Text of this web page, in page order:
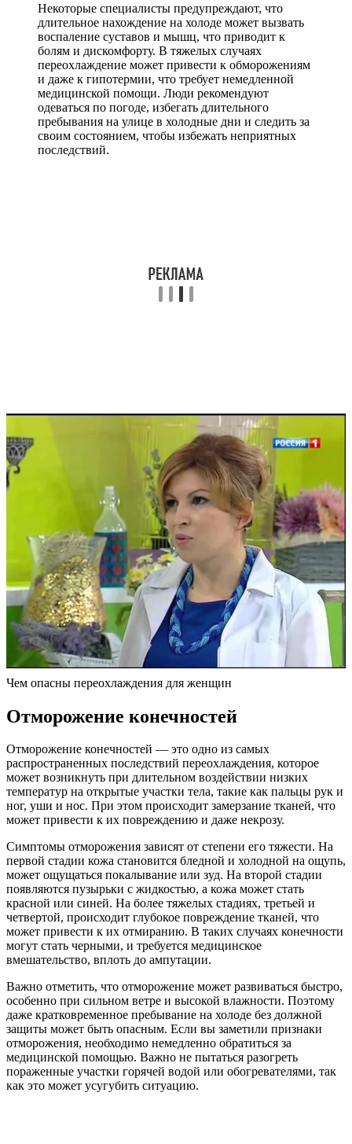
Некоторые специалисты предупреждают, что
длительное нахождение на холоде может вызвать
воспаление суставов и мышц, что приводит к
болям и дискомфорту. В тяжелых случаях
переохлаждение может привести к обморожениям
и даже к гипотермии, что требует немедленной
медицинской помощи. Люди рекомендуют
одеваться по погоде, избегать длительного
пребывания на улице в холодные дни и следить за
своим состоянием, чтобы избежать неприятных
последствий.
Чем опасны переохлаждения для женщин
Отморожение конечностей
Отморожение конечностей — это одно из самых
распространенных последствий переохлаждения, которое
может возникнуть при длительном воздействии низких
температур на открытые участки тела, такие как пальцы рук и
ног, уши и нос. При этом происходит замерзание тканей, что
может привести к их повреждению и даже некрозу.
Симптомы отморожения зависят от степени его тяжести. На
первой стадии кожа становится бледной и холодной на ощупь,
может ощущаться покалывание или зуд. На второй стадии
появляются пузырьки с жидкостью, а кожа может стать
красной или синей. На более тяжелых стадиях, третьей и
четвертой, происходит глубокое повреждение тканей, что
может привести к их отмиранию. В таких случаях конечности
могут стать черными, и требуется медицинское
вмешательство, вплоть до ампутации.
Важно отметить, что отморожение может развиваться быстро,
особенно при сильном ветре и высокой влажности. Поэтому
даже кратковременное пребывание на холоде без должной
защиты может быть опасным. Если вы заметили признаки
отморожения, необходимо немедленно обратиться за
медицинской помощью. Важно не пытаться разогреть
пораженные участки горячей водой или обогревателями, так
как это может усугубить ситуацию.